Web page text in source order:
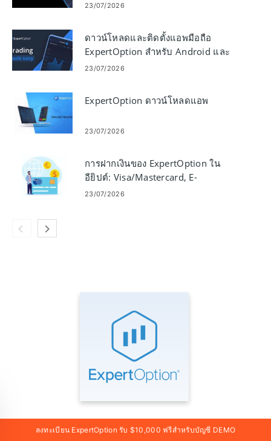
23/07/2026
ดาวน์โหลดและติดตั้งแอพมือถือ
ExpertOption สำหรับ Android และ
iOS
23/07/2026
ExpertOption ดาวน์โหลดแอพ
23/07/2026
การฝากเงินของ ExpertOption ใน
อียิปต์: Visa/Mastercard, E-
Payment และ Crypto
23/07/2026
เยี่ยมชมเว็บไซต์
ลงทะเบียน ExpertOption รับ $10,000 ฟรีสำหรับบัญชี DEMO